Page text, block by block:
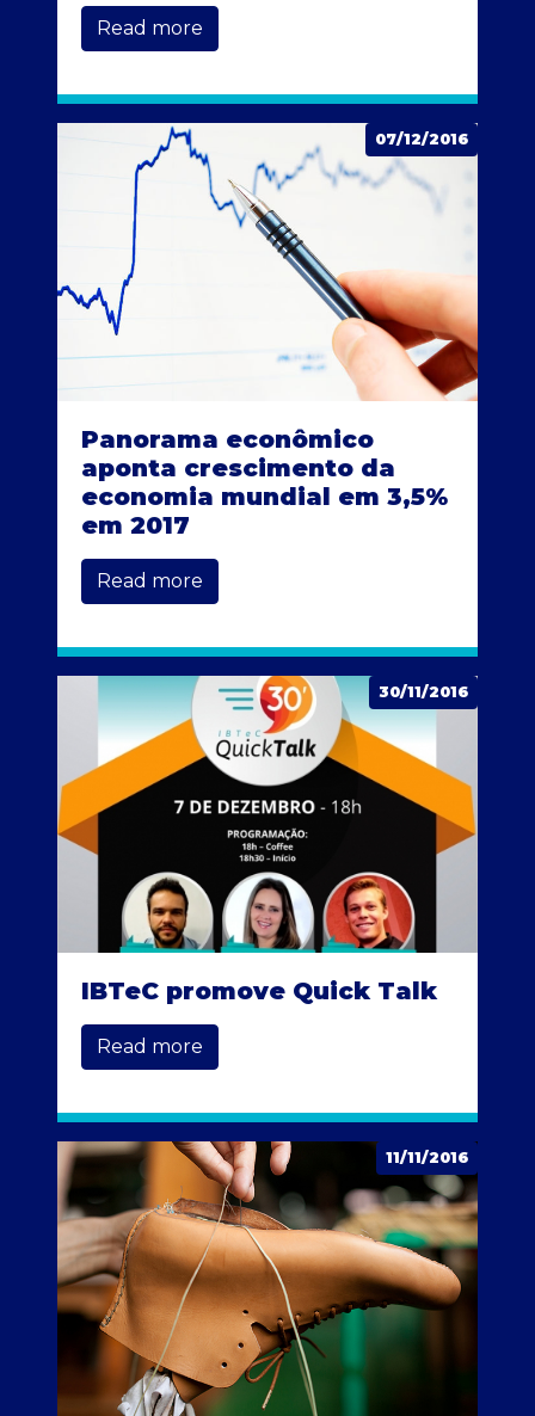
Read more
07/12/2016
Panorama econômico
aponta crescimento da
economia mundial em 3,5%
em 2017
Read more
30/11/2016
IBTeC promove Quick Talk
Read more
11/11/2016